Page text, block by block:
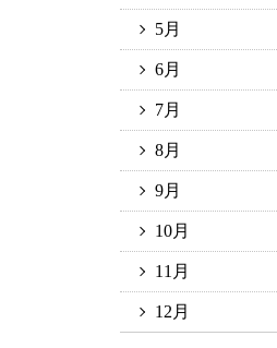
5月
6月
7月
8月
9月
10月
11月
12月